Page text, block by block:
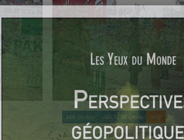
ASIE DU SUD ASIE ET OCÉANIE INDE
Lucas Leclercq 2 mars 2026
0